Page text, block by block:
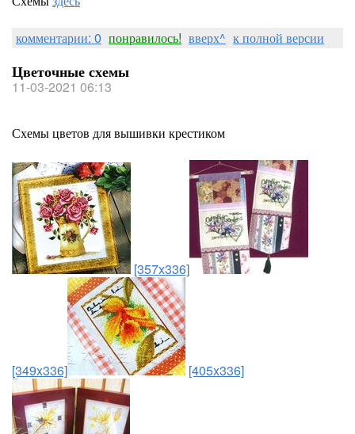
комментарии: 0 понравилось! вверх^ к полной версии
Цветочные схемы
11-03-2021 06:13
Схемы цветов для вышивки крестиком
[357x336]
[349x336] [405x336]